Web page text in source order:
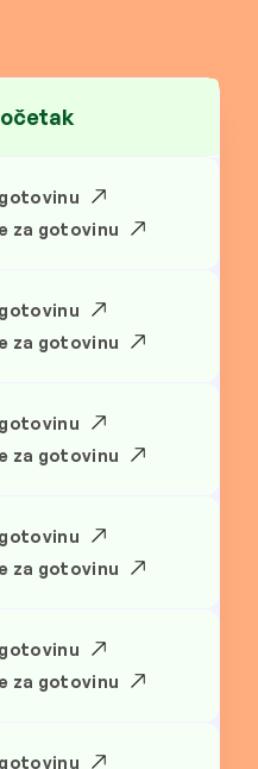
za gotovinu
za gotovinu
za gotovinu
za gotovinu
za gotovinu